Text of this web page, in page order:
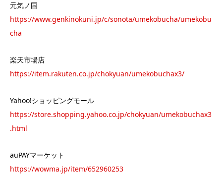
元気ノ国
https://www.genkinokuni.jp/c/sonota/umekobucha/umekobu
cha
楽天市場店
https://item.rakuten.co.jp/chokyuan/umekobuchax3/
Yahoo!ショッピングモール
https://store.shopping.yahoo.co.jp/chokyuan/umekobuchax3
.html
auPAYマーケット
https://wowma.jp/item/652960253